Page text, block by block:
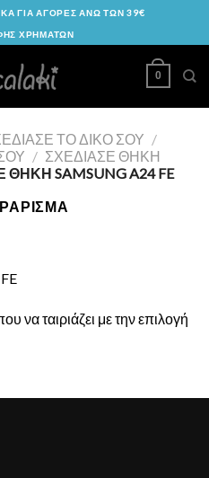
ΓΙΑ ΑΓΟΡΕΣ ΑΝΩ ΤΩΝ 39€
ΧΡΗΜΑΤΩΝ
0
ΤΟ ΔΙΚΌ ΣΟΥ /
/ ΣΧΕΔΊΑΣΕ ΘΉΚΗ
ΘΉΚΗ SAMSUNG A24 FE
να ταιριάζει με την επιλογή